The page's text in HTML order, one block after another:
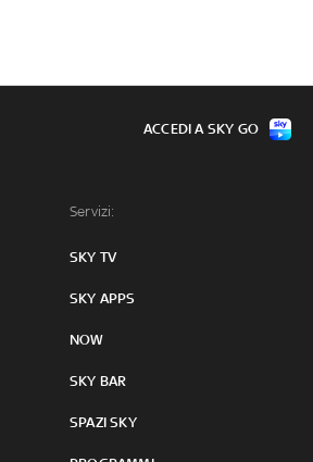
Servizi:
SKY TV
SKY APPS
NOW
SKY BAR
SPAZI SKY
ACCEDI A SKY GO